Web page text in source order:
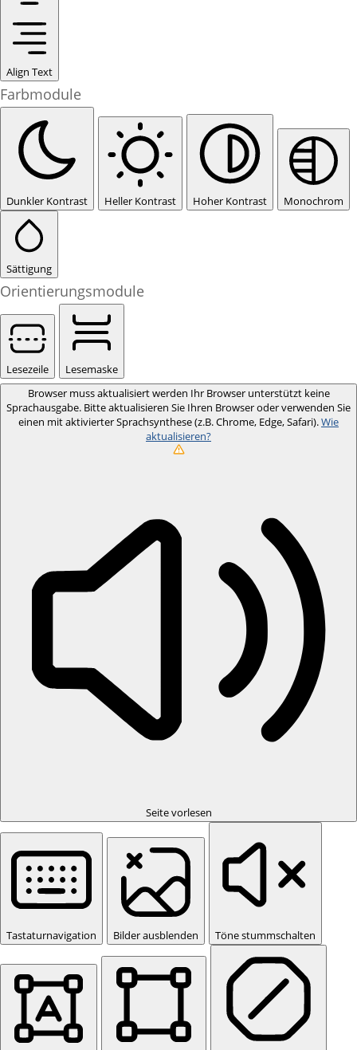
Align Text
Farbmodule
Dunkler Kontrast Heller Kontrast Hoher Kontrast Monochrom
Sättigung
Orientierungsmodule
Lesezeile
Lesemaske
Browser muss aktualisiert werden Ihr Browser unterstützt keine
Sprachausgabe. Bitte aktualisieren Sie Ihren Browser oder verwenden Sie
einen mit aktivierter Sprachsynthese (z.B. Chrome, Edge, Safari).Wie
aktualisieren?
Seite vorlesen
Tastaturnavigation Bilder ausblenden Töne stummschalten